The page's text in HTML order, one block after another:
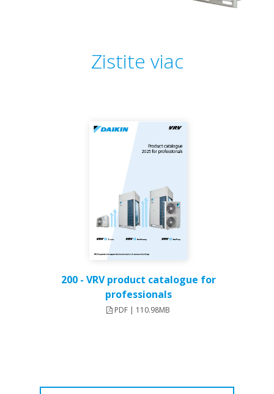
Zistite viac
200 - VRV product catalogue for
professionals
PDF | 110.98MB